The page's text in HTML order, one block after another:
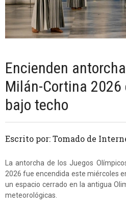
Encienden
Milán-Cortina 2026
bajo techo
Escrito por: Tomado de
La antorcha de los Juegos
2026 fue encendida este miércoles
un espacio cerrado en la antigua
meteorológicas.